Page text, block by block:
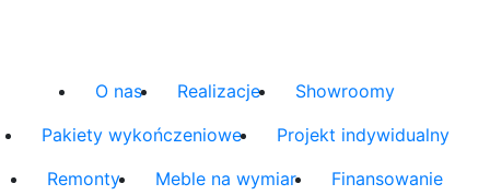
O nas Realizacje
Showroomy
Pakiety wykończeniowe
Projekt indywidualny
Remonty
Meble na wymiar Finansowanie